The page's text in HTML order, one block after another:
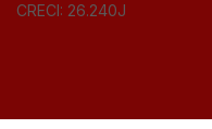
CRECI: 26.240J